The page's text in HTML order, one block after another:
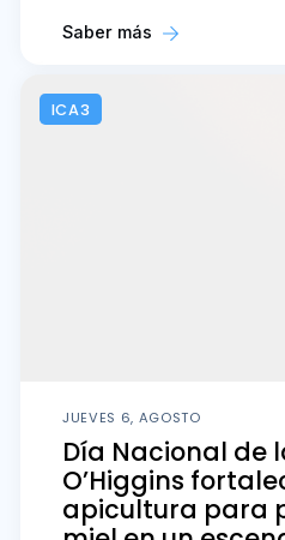
Saber más
ICA3
JUEVES 6, AGOSTO
Día Nacional de
O’Higgins
apicultura para